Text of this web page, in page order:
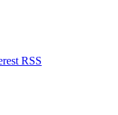
RSS